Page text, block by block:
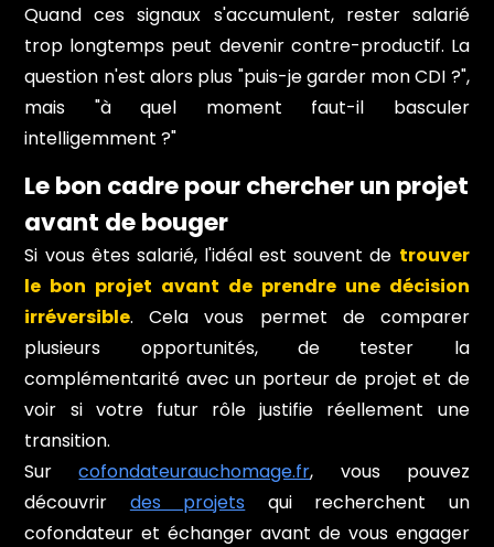
Quand ces signaux s'accumulent, rester salarié
trop longtemps peut devenir contre-productif. La
question n'est alors plus "puis-je garder mon CDI ?",
mais "à quel moment faut-il basculer
intelligemment ?"
Le bon cadre pour chercher un projet
avant de bouger
Si vous êtes salarié, l'idéal est souvent de trouver
le bon projet avant de prendre une décision
irréversible. Cela vous permet de comparer
plusieurs opportunités, de tester la
complémentarité avec un porteur de projet et de
voir si votre futur rôle justifie réellement une
transition.
Surcofondateurauchomage.fr, vous pouvez
découvrir des projets qui recherchent un
cofondateur et échanger avant de vous engager